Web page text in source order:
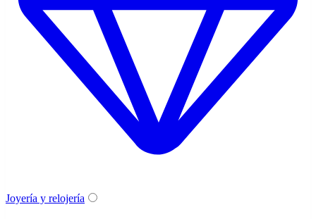
Joyería y relojería